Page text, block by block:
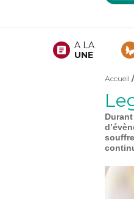
A LA
UNE
Vous
Accueil /